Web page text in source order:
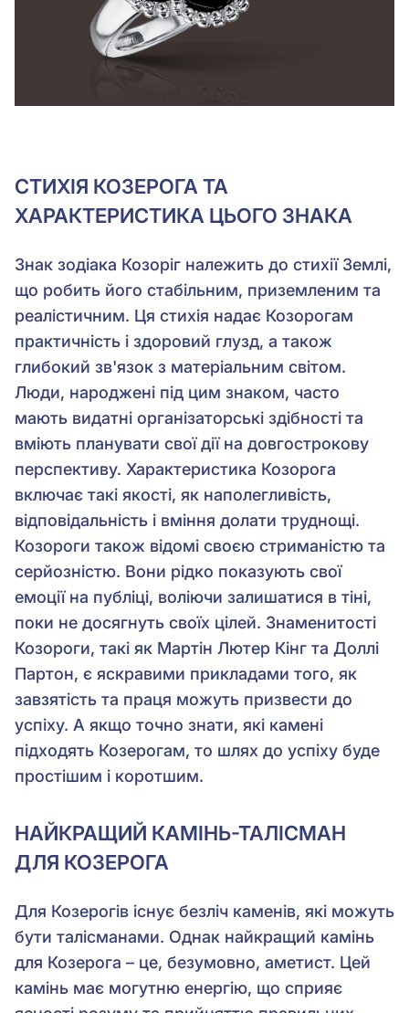
СТИХІЯ КОЗЕРОГА ТА
ХАРАКТЕРИСТИКА ЦЬОГО ЗНАКА
Знак зодіака Козоріг належить до стихії Землі,
що робить його стабільним, приземленим та
реалістичним. Ця стихія надає Козорогам
практичність і здоровий глузд, а також
глибокий зв'язок з матеріальним світом.
Люди, народжені під цим знаком, часто
мають видатні організаторські здібності та
вміють планувати свої дії на довгострокову
перспективу. Характеристика Козорога
включає такі якості, як наполегливість,
відповідальність і вміння долати труднощі.
Козороги також відомі своєю стриманістю та
серйозністю. Вони рідко показують свої
емоції на публіці, воліючи залишатися в тіні,
поки не досягнуть своїх цілей. Знаменитості
Козороги, такі як Мартін Лютер Кінг та Доллі
Партон, є яскравими прикладами того, як
завзятість та праця можуть призвести до
успіху. А якщо точно знати, які камені
підходять Козерогам, то шлях до успіху буде
простішим і коротшим.
НАЙКРАЩИЙ КАМІНЬ-ТАЛІСМАН
ДЛЯ КОЗЕРОГА
Для Козерогів існує безліч каменів, які можуть
бути талісманами. Однак найкращий камінь
для Козерога – це, безумовно, аметист. Цей
камінь має могутню енергію, що сприяє